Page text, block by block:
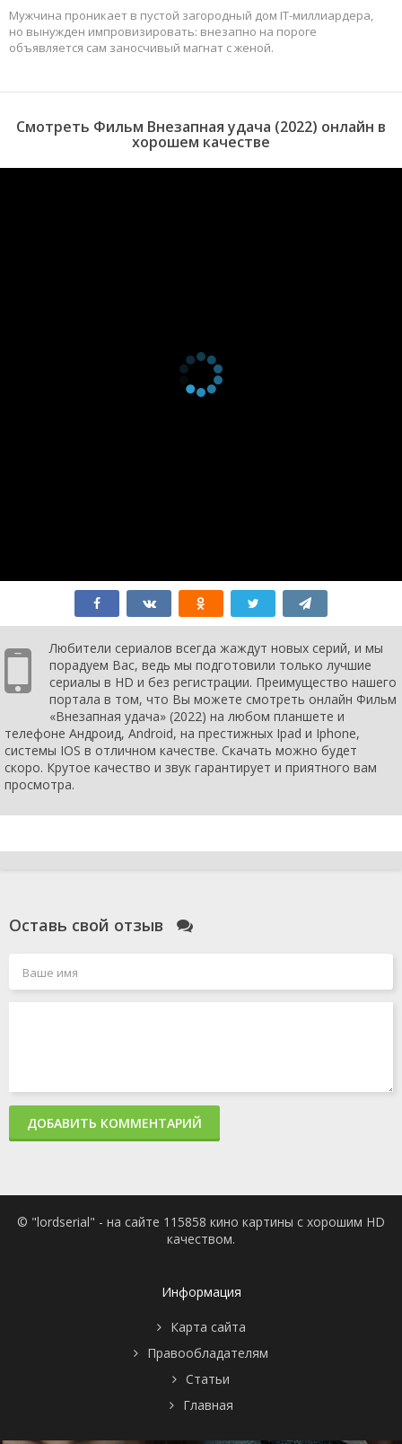
Мужчина проникает в пустой загородный дом IT-миллиардера,
но вынужден импровизировать: внезапно на пороге
объявляется сам заносчивый магнат с женой.
Смотреть Фильм Внезапная удача (2022) онлайн в
хорошем качестве
Любители сериалов всегда жаждут новых серий, и мы
порадуем Вас, ведь мы подготовили только лучшие
сериалы в HD и без регистрации. Преимущество нашего
портала в том, что Вы можете смотреть онлайн Фильм
«Внезапная удача» (2022) на любом планшете и
телефоне Андроид, Android, на престижных Ipad и Iphone,
системы IOS в отличном качестве. Скачать можно будет
скоро. Крутое качество и звук гарантирует и приятного вам
просмотра.
Оставь свой отзыв
ДОБАВИТЬ КОММЕНТАРИЙ
© "lordserial" - на сайте 115858 кино картины с хорошим HD
качеством.
Информация
Карта сайта
Правообладателям
Статьи
Главная